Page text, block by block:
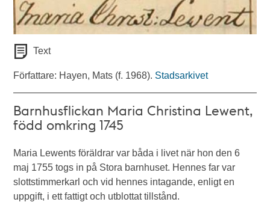
Text
Författare: Hayen, Mats (f. 1968). Stadsarkivet
Barnhusflickan Maria Christina Lewent,
född omkring 1745
Maria Lewents föräldrar var båda i livet när hon den 6
maj 1755 togs in på Stora barnhuset. Hennes far var
slottstimmerkarl och vid hennes intagande, enligt en
uppgift, i ett fattigt och utblottat tillstånd.